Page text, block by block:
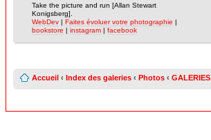
Take the picture and run [Allan Stewart
Konigsberg].
WebDev | Faites évoluer votre photographie |
bookstore | instagram | facebook
Accueil ‹ Index des galeries ‹ Photos ‹ GALERIES